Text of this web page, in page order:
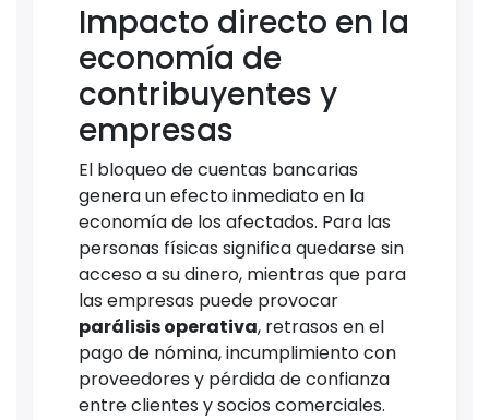
Impacto directo en la
economía de
contribuyentes y
empresas
El bloqueo de cuentas bancarias
genera un efecto inmediato en la
economía de los afectados. Para las
personas físicas significa quedarse sin
acceso a su dinero, mientras que para
las empresas puede provocar
parálisis operativa, retrasos en el
pago de nómina, incumplimiento con
proveedores y pérdida de confianza
entre clientes y socios comerciales.